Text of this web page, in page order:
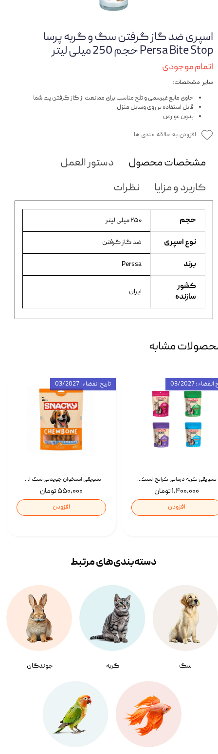
اسپری ضد گاز گرفتن سگ و گربه پرسا
Persa ‌Bite Stop حجم 250 میلی لیتر
اتمام موجودی
سایر مشخصات:
حاوی مایع غیرسمی و تلخ مناسب برای ممانعت از گاز گرفتن پت شما
قابل استفاده بر روی وسایل منزل
بدون عوارض
افزودن به علاقه مندی ها
مشخصات محصول
دستور العمل
کاربرد و مزایا
نظرات
حجم ۲۵۰ میلی لیتر
نوع اسپری ضد گاز گرفتن
برند Perssa
کشور
سازنده
ایران
مشابه
تشویقی استخوان جویدنی سگ اسنکی کرانچی با طعم مرغ Snacky Crunchy Munchy وزن 100 گرم
۵۵۰,۰۰۰ تومان
افزودن
تاریخ انقضاء : 03/2027
تشویقی گربه درمانی کرانچ اسنکی با طعم میکس Snacky Crunch Cat Treats وزن 60 گرم بسته 4 عددی
۱,۴۰۰,۰۰۰ تومان
افزودن
: 03/2027
سگ گربه جوندگان
دسته‌بندی‌‌های مرتبط